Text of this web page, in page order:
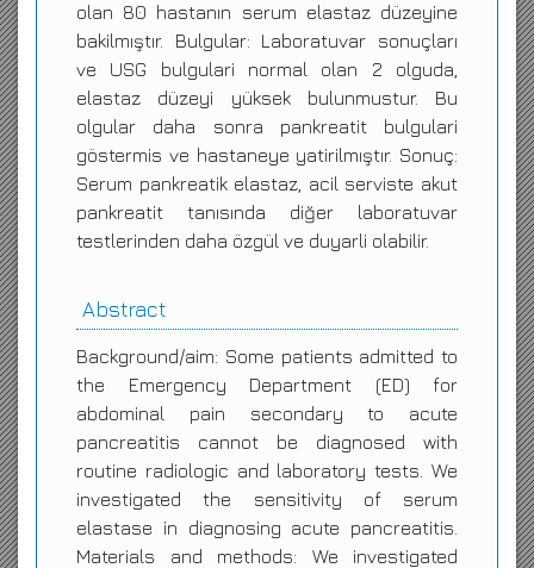
olan 80 hastanın serum elastaz düzeyine
bakilmıştır. Bulgular: Laboratuvar sonuçları
ve USG bulgulari normal olan 2 olguda,
elastaz düzeyi yüksek bulunmustur. Bu
olgular daha sonra pankreatit bulgulari
göstermis ve hastaneye yatirilmıştır. Sonuç:
Serum pankreatik elastaz, acil serviste akut
pankreatit tanısında diğer laboratuvar
testlerinden daha özgül ve duyarli olabilir.
Abstract
Background/aim: Some patients admitted to
the Emergency Department (ED) for
abdominal pain secondary to acute
pancreatitis cannot be diagnosed with
routine radiologic and laboratory tests. We
investigated the sensitivity of serum
elastase in diagnosing acute pancreatitis.
Materials and methods: We investigated